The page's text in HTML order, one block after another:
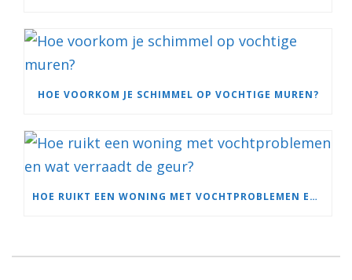
HOE VOORKOM JE SCHIMMEL OP VOCHTIGE MUREN?
HOE RUIKT EEN WONING MET VOCHTPROBLEMEN EN WAT VERRAADT DE GEUR?